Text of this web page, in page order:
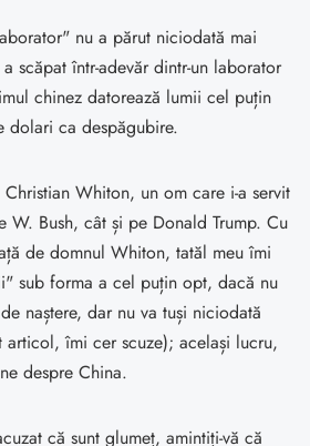
nu a părut niciodată mai
scăpat într-adevăr dintr-un laborator
chinez datorează lumii cel puțin
ca despăgubire.
Whiton, un om care i-a servit
W. Bush, cât și pe Donald Trump. Cu
de domnul Whiton, tatăl meu îmi
sub forma a cel puțin opt, dacă nu
naștere, dar nu va tuși niciodată
articol, îmi cer scuze); același lucru,
despre China.
că sunt glumeț, amintiți-vă că